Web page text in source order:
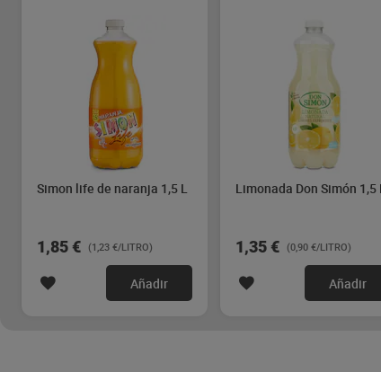
Simon life de naranja 1,5 L
1,85 € (1,23 €/LITRO)
Añadir
Limonada Don Simón 1,5
1,35 € (0,90 €/LITRO)
Añadir